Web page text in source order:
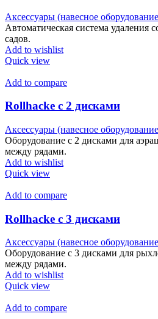
Аксессуары (навесное
Автоматическая система удаления
садов.
Add to wishlist
Quick view
Add to compare
Rollhacke с 2 дисками
Аксессуары (навесное
Оборудование с 2 дисками для
между рядами.
Add to wishlist
Quick view
Add to compare
Rollhacke с 3 дисками
Аксессуары (навесное
Оборудование с 3 дисками для
между рядами.
Add to wishlist
Quick view
Add to compare